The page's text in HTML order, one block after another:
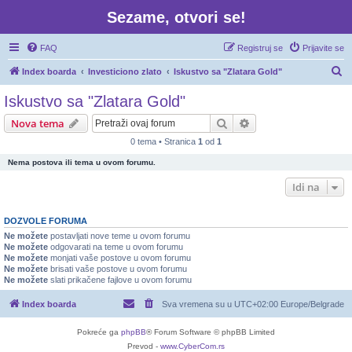
Sezame, otvori se!
FAQ Prijavite se
Registruj se
Index boarda Investiciono zlato Iskustvo sa "Zlatara Gold"
Iskustvo sa "Zlatara Gold"
Nova tema Pretraga
0 tema • Stranica 1 od 1
Nema postova ili tema u ovom forumu.
Idi na
DOZVOLE FORUMA
Ne možete postavljati nove teme u ovom forumu
Ne možete odgovarati na teme u ovom forumu
Ne možete monjati vaše postove u ovom forumu
Ne možete brisati vaše postove u ovom forumu
Ne možete slati prikačene fajlove u ovom forumu
Index boarda Sva vremena su u UTC+02:00 Europe/Belgrade
Pokreće ga phpBB® Forum Software © phpBB Limited
Prevod - www.CyberCom.rs